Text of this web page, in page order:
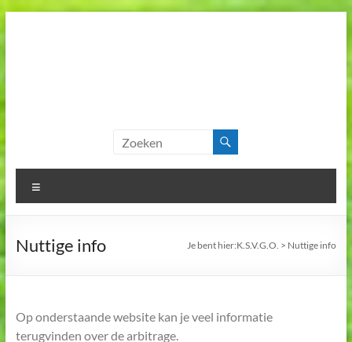
Skip
to
K.S.V.G.O.
Nuttige info Je bent hier:K.S.V.G.O. > Nuttige info
Op onderstaande website kan je veel informatie
terugvinden over de arbitrage.